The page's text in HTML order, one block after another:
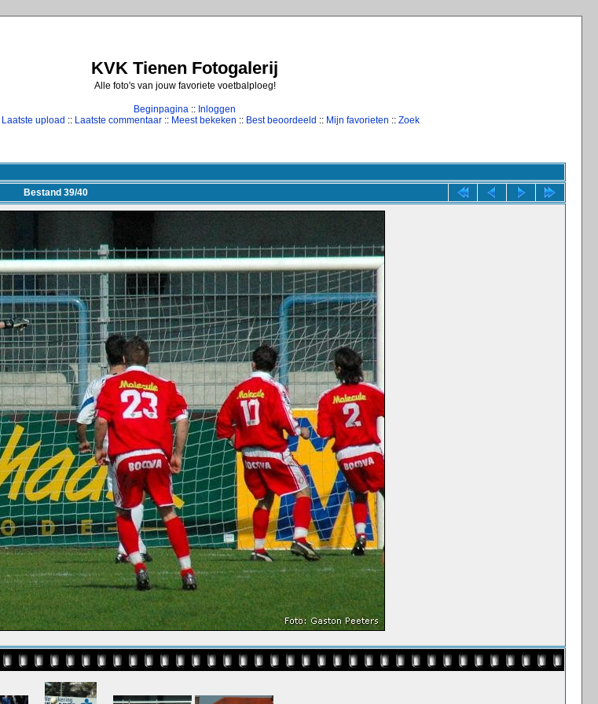
KVK Tienen Fotogalerij
Alle foto's van jouw favoriete voetbalploeg!
Beginpagina :: Inloggen
Laatste upload :: Laatste commentaar:: Meest bekeken :: Best beoordeeld :: Mijn favorieten :: Zoek
Bestand 39/40